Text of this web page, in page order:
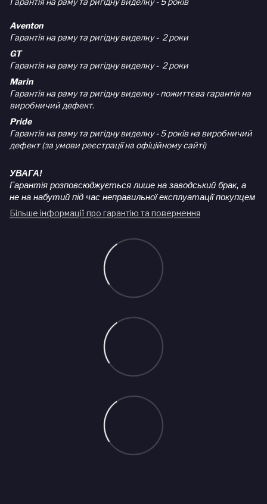
Aventon
Гарантія на раму та ригідну виделку - 2 роки
GT
Гарантія на раму та ригідну виделку - 2 роки
Marin
Гарантія на раму та ригідну виделку - пожиттєва гарантія на
виробничий дефект.
Pride
Гарантія на раму та ригідну виделку - 5 років на виробничий
дефект (за умови реєстрації на офіційному сайті)
УВАГА!
Гарантія розповсюджується лише на заводський брак, а
не на набутий під час неправильної експлуатації покупцем
Більше інформації про гарантію та повернення